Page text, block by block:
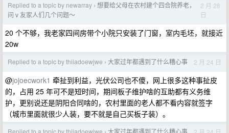
Replied to a topic by newarray › 想要给父母在农村建个四合院养老，
问 v 友家人们几个问题～
2 月 28
日
20 个不够，我老家四间房带个小院只安装了门窗，室内毛坯，就接近
20w
Replied to a topic by thiiadoewjwe › 大家过年都遇到了什么糟心事 2 月 24 日
@jojoecwork1 牵扯到利益，光伏公司也不傻，网上很多这种事扯皮
的，占用 25 年可不是短时间，期间板子维护啥的互助都有义务维
护，更别说还是阴阳合同啥的，农村里面的老人都不看内容就签字
（城市里面就很少人装，要不就是自己买板子装）。
Replied to a topic by thiiadoewjwe 大家过年都遇到了什么糟心事